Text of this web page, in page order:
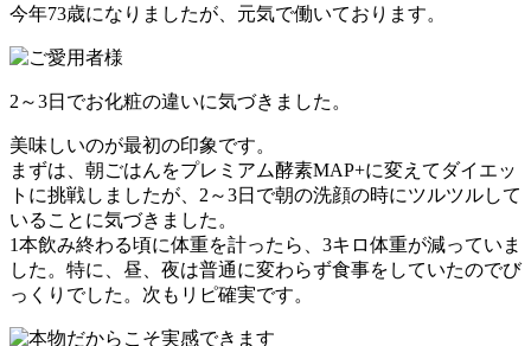
今年73歳になりましたが、元気で働いております。
2～3日でお化粧の違いに気づきました。
美味しいのが最初の印象です。
まずは、朝ごはんをプレミアム酵素MAP+に変えてダイエッ
トに挑戦しましたが、2～3日で朝の洗顔の時にツルツルして
いることに気づきました。
1本飲み終わる頃に体重を計ったら、3キロ体重が減っていま
した。特に、昼、夜は普通に変わらず食事をしていたのでび
っくりでした。次もリピ確実です。